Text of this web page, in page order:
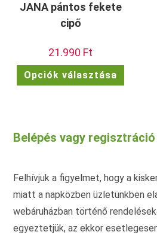
JANA pántos fekete
cipő
21.990 Ft
Opciók választása
a
Belépés vagy regisztráció
Felhívjuk a figyelmet, hogy a
miatt a napközben üzletünkben
webáruházban történő
egyeztetjük, az ekkor